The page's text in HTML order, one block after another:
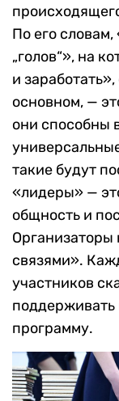
По его
„голов“», на
и
основном, —
они способны
такие будут
«лидеры» —
общность и
связями».
участников
поддерживать
программу.